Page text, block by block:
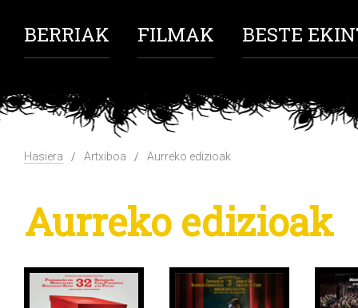
BERRIAK FILMAK BESTE
Hasiera Artxiboa Aurreko edizioak
Aurreko edizioak